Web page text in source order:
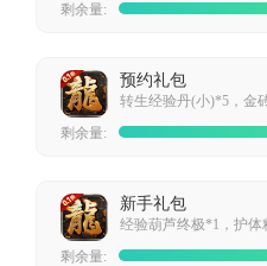
剩余量:
预约礼包
剩余量:
新手礼包
剩余量: